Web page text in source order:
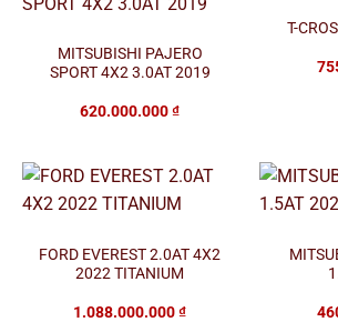
MITSUBISHI PAJERO
SPORT 4X2 3.0AT 2019
620.000.000₫
T-
FORD EVEREST 2.0AT 4X2
2022 TITANIUM
1.088.000.000₫